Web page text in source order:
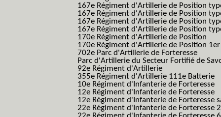
167e Régiment d'Artillerie de Position
167e Régiment d'Artillerie de Position
167e Régiment d'Artillerie de Position
167e Régiment d'Artillerie de Position
170e Régiment d'Artillerie de Position
170e Régiment d'Artillerie de Position
702e Parc d'Artillerie de Forteresse
Parc d'Artillerie du Secteur Fortifié de
92e Régiment d'Artillerie
355e Régiment d'Artillerie 111e Batterie
10e Régiment d'Infanterie de Forteresse
12e Régiment d'Infanterie de Forteresse
12e Régiment d'Infanterie de Forteresse
22e Régiment d'Infanterie de Forteresse